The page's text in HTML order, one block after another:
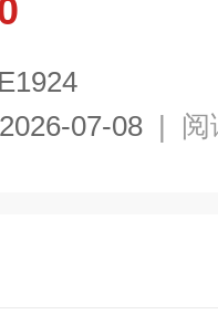
2026-07-08 | 阅